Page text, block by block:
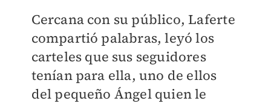
Cercana con su público, Laferte
compartió palabras, leyó los
carteles que sus seguidores
tenían para ella, uno de ellos
del pequeño Ángel quien le